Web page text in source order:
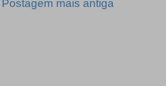
Postagem mais antiga